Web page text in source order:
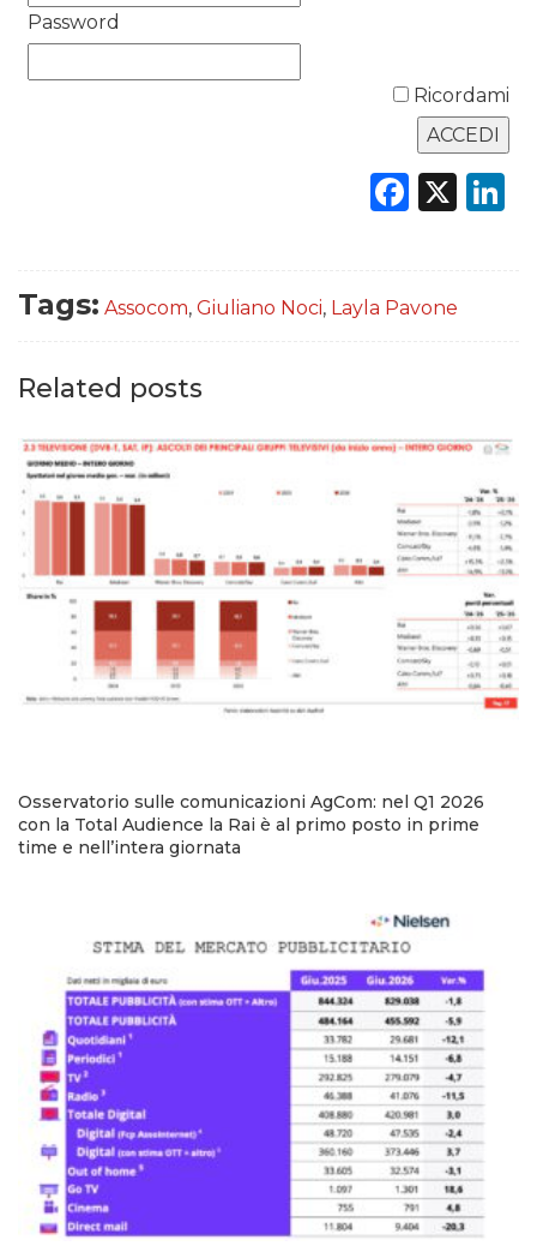
Password
Ricordami
X
Tags: Assocom, Giuliano Noci, Layla Pavone
Related posts
Osservatorio sulle comunicazioni AgCom: nel Q1 2026
con la Total Audience la Rai è al primo posto in prime
time e nell’intera giornata